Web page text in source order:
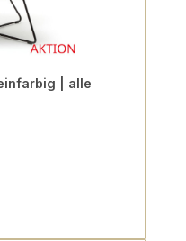
| alle